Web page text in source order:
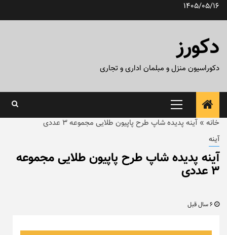
پرش1405/05/16
دکورز
دکوراسیون منزل و مبلمان اداری و تجاری
منوی
اصلی
خانه » آینه پدیده شاپ طرح پاپیون طلایی مجموعه ۳ عددی
آینه
آینه پدیده شاپ طرح پاپیون طلایی مجموعه
۳ عددی